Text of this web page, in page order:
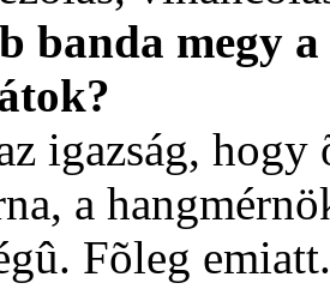
banda megy
igazság,
a
Fõleg